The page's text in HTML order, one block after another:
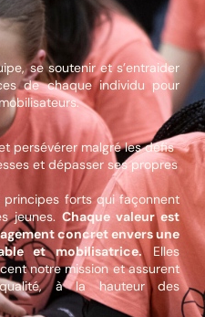
forts qui façonnent
jeunes. Chaque valeur est
concret envers une
et mobilisatrice.Elles
notre mission et assurent
à la hauteur des
persévérer malgré les défis
et dépasser ses propres
se soutenir et s’entraider
de chaque individu pour